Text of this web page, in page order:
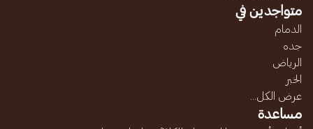
متواجدين في
الدمام
جده
الرياض
الخبر
عرض الكل...
مساعدة